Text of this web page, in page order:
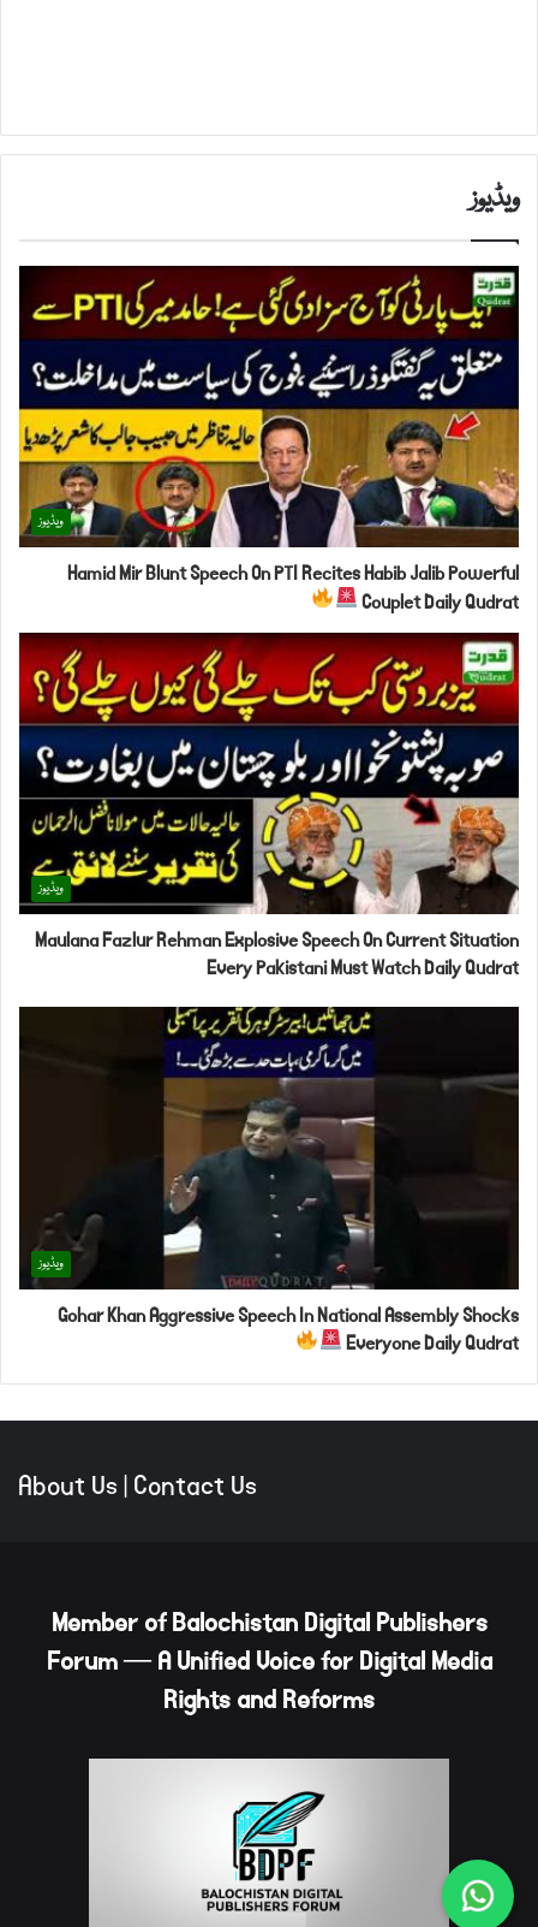
ویڈیوز
ویڈیوز
Hamid Mir Blunt Speech On PTI Recites Habib Jalib Powerful
Couplet Daily Qudrat
ویڈیوز
Maulana Fazlur Rehman Explosive Speech On Current Situation
Every Pakistani Must Watch Daily Qudrat
ویڈیوز
Gohar Khan Aggressive Speech In National Assembly Shocks
Everyone Daily Qudrat
About Us|Contact Us
Member of Balochistan Digital Publishers
Forum — A Unified Voice for Digital Media
Rights and Reforms